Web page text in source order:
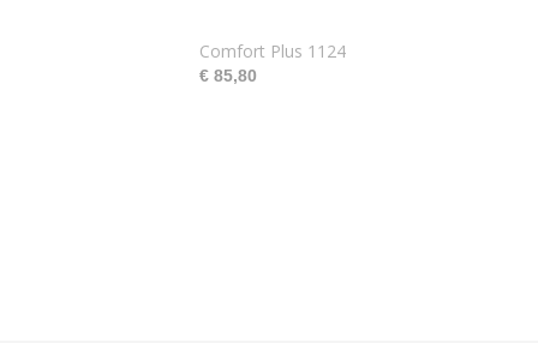
Comfort Plus 1124
€ 85,80